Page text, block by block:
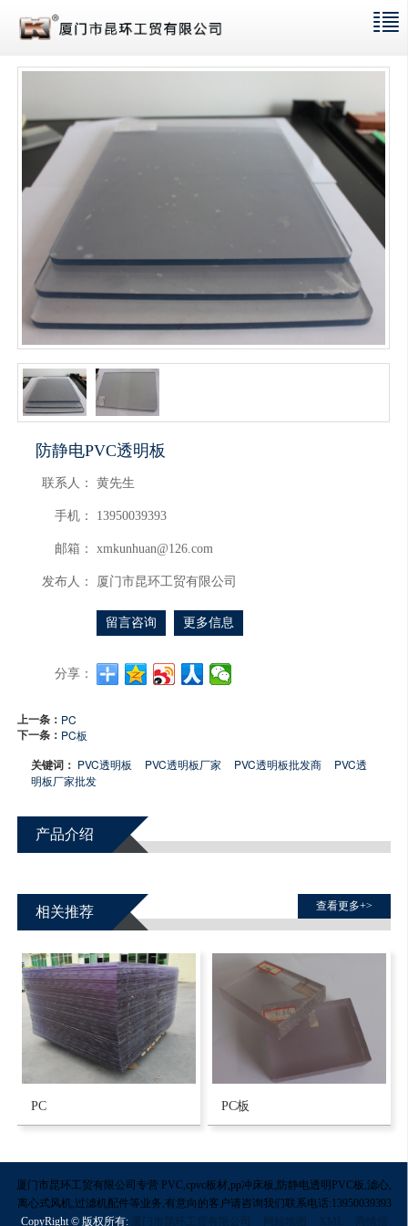
防静电PVC透明板
联系人： 黄先生
手机： 13950039393
邮箱： xmkunhuan@126.com
发布人： 厦门市昆环工贸有限公司
留言咨询 更多信息
分享：
上一条： PC
下一条： PC板
关键词： PVC透明板 PVC透明板厂家 PVC透明板批发商
PVC透
明板厂家批发
产品介绍
相关推荐 查看更多+>
PC PC板
厦门市昆环工贸有限公司专营 PVC,cpvc板材,pp冲床板,防静电透明PVC板,滤心,
离心式风机,过滤机配件等业务,有意向的客户请咨询我们联系电话:13950039393
CopyRight © 版权所有: 厦门市昆环工贸有限公司 网站地图 XML 商情信